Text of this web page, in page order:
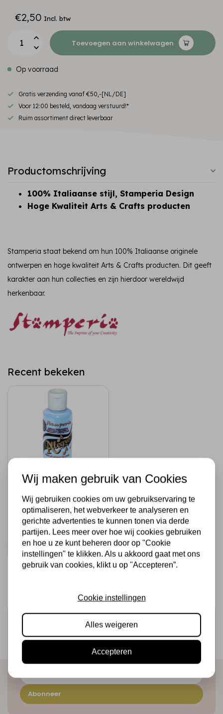
€2,50 Incl. btw
Toevoegen aan winkelwagen
Op voorraad
Gratis verzending vanaf €50,-[NL/DE]
Voor 12:00 besteld, vandaag verstuurd!*
Ruim assortiment direct leverbaar
Productomschrijving
100% Italiaanse stijl, Stamperia Design
Hoge Kwaliteit Arts & Crafts producten
Stamperia staat bekend om hun 100% Italiaanse originele
ontwerpen en hoge kwaliteit Arts & Crafts producten. Dit geeft
karakter aan hun collecties en zijn hierdoor wereldwijd
herkenbaar.
Recent bekeken
STAMPERIA
Allegro paint 59
ml.baby blue
€2,50 Op voorraad
Snel toevoegen
Schrijf je in voor de nieuwsbrief
Ontvang als eerste onze actie en nieuwe producten
Abonneer
Wij maken gebruik van Cookies
Wij gebruiken cookies om uw gebruikservaring te
optimaliseren, het webverkeer te analyseren en
gerichte advertenties te kunnen tonen via derde
partijen. Lees meer over hoe wij cookies gebruiken
en hoe u ze kunt beheren door op "Cookie
instellingen" te klikken. Als u akkoord gaat met ons
gebruik van cookies, klikt u op "Accepteren”.
Cookie instellingen
Alles weigeren
Accepteren